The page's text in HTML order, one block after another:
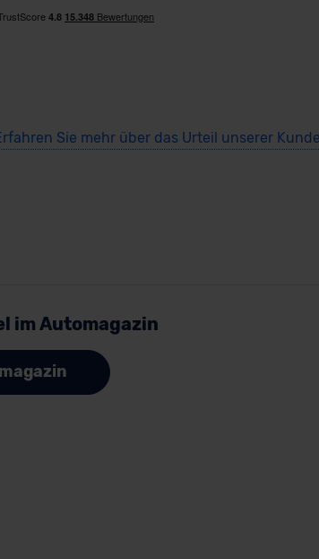
Sie mehr über das Urteil unserer
im Automagazin